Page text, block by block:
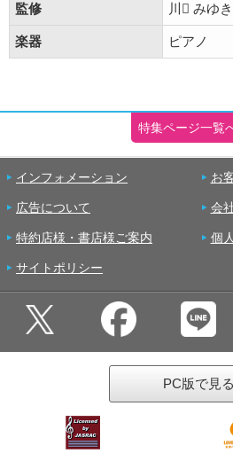
監修 川 みゆき
楽器 ピアノ
特集ページ一覧
インフォメーション お
広告について 会
特約店様・書店様ご案内 個
サイトポリシー
PC版で見る